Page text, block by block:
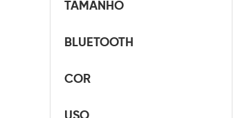
TAMANHO
BLUETOOTH
COR